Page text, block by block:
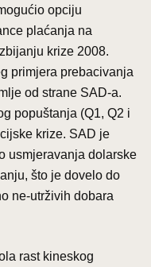
opciju
plaćanja na
krize 2008.
primjera prebacivanja
od strane SAD-a.
popuštanja (Q1, Q2 i
krize. SAD je
usmjeravanja dolarske
što je dovelo do
ne-utrživih dobara
rast kineskog